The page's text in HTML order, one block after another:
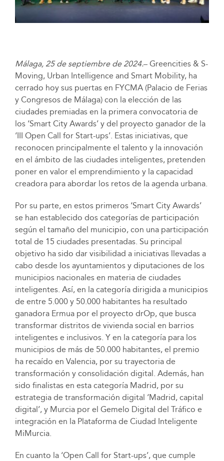
Málaga, 25 de septiembre de 2024.– Greencities & S-
Moving, Urban Intelligence and Smart Mobility, ha
cerrado hoy sus puertas en FYCMA (Palacio de Ferias
y Congresos de Málaga) con la elección de las
ciudades premiadas en la primera convocatoria de
los ‘Smart City Awards’ y del proyecto ganador de la
‘III Open Call for Start-ups’. Estas iniciativas, que
reconocen principalmente el talento y la innovación
en el ámbito de las ciudades inteligentes, pretenden
poner en valor el emprendimiento y la capacidad
creadora para abordar los retos de la agenda urbana.
Por su parte, en estos primeros ‘Smart City Awards’
se han establecido dos categorías de participación
según el tamaño del municipio, con una participación
total de 15 ciudades presentadas. Su principal
objetivo ha sido dar visibilidad a iniciativas llevadas a
cabo desde los ayuntamientos y diputaciones de los
municipios nacionales en materia de ciudades
inteligentes. Así, en la categoría dirigida a municipios
de entre 5.000 y 50.000 habitantes ha resultado
ganadora Ermua por el proyecto drOp, que busca
transformar distritos de vivienda social en barrios
inteligentes e inclusivos. Y en la categoría para los
municipios de más de 50.000 habitantes, el premio
ha recaído en Valencia, por su trayectoria de
transformación y consolidación digital. Además, han
sido finalistas en esta categoría Madrid, por su
estrategia de transformación digital ‘Madrid, capital
digital’, y Murcia por el Gemelo Digital del Tráfico e
integración en la Plataforma de Ciudad Inteligente
MiMurcia.
En cuanto la ‘Open Call for Start-ups’, que cumple